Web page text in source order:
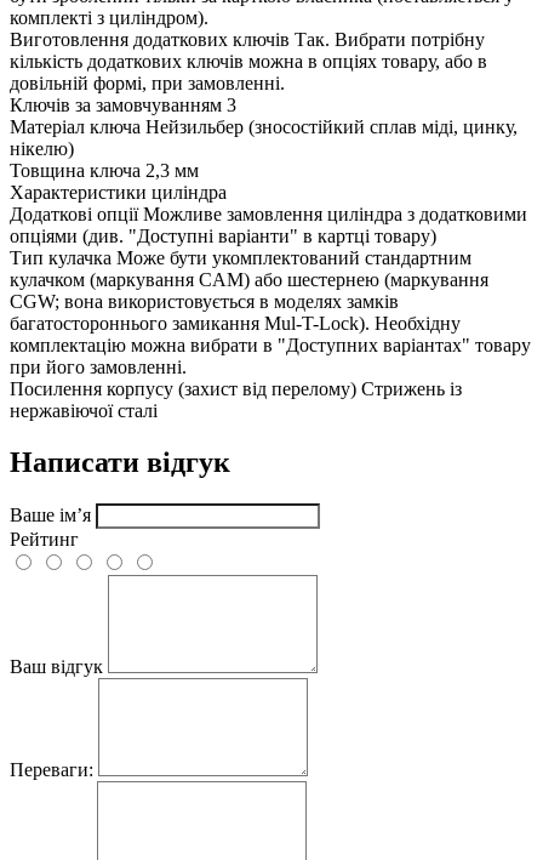
комплекті з циліндром).
Виготовлення додаткових ключів Так. Вибрати потрібну
кількість додаткових ключів можна в опціях товару, або в
довільній формі, при замовленні.
Ключів за замовчуванням 3
Матеріал ключа Нейзильбер (зносостійкий сплав міді, цинку,
нікелю)
Товщина ключа 2,3 мм
Характеристики циліндра
Додаткові опціїМожливе замовлення циліндра з додатковими
опціями (див. "Доступні варіанти" в картці товару)
Тип кулачка Може бути укомплектований стандартним
кулачком (маркування CAM) або шестернею (маркування
CGW; вона використовується в моделях замків
багатостороннього замикання Mul-T-Lock). Необхідну
комплектацію можна вибрати в "Доступних варіантах" товару
при його замовленні.
Посилення корпусу (захист від перелому) Стрижень із
нержавіючої сталі
Написати відгук
Ваше ім’я
Рейтинг
Ваш відгук
Переваги: